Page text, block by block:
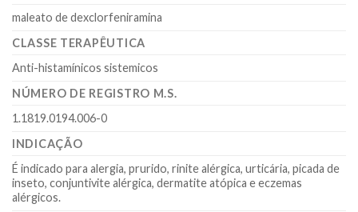
maleato de dexclorfeniramina
CLASSE TERAPÊUTICA
Anti-histamínicos sistemicos
NÚMERO DE REGISTRO M.S.
1.1819.0194.006-0
INDICAÇÃO
É indicado para alergia, prurido, rinite alérgica, urticária, picada de
inseto, conjuntivite alérgica, dermatite atópica e eczemas
alérgicos.